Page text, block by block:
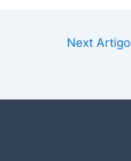
Next Artigo